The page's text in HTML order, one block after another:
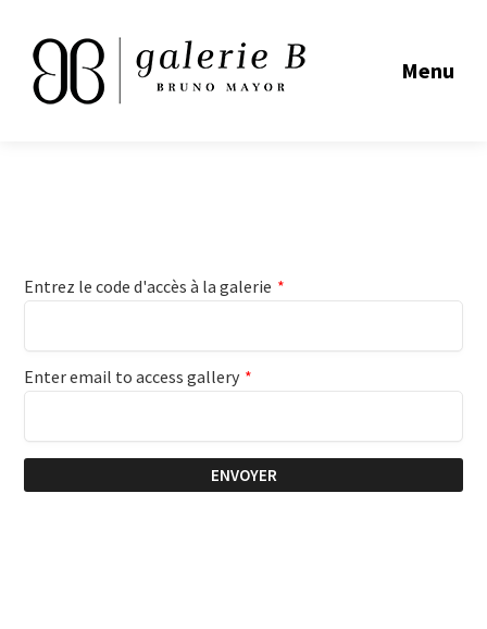
Menu
Entrez le code d'accès à la galerie *
Enter email to access gallery *
ENVOYER